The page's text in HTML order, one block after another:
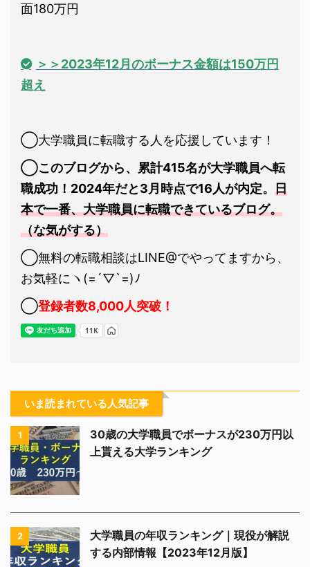
面180万円
＞＞2023年12月のボーナス金額は150万円
超え
◯大学職員に転職する人を応援しています！
◯このブログから、累計415名が大学職員へ転
職成功！2024年だと3月時点で16人が内定。 日
本で一番、大学職員に転職できているブログ。
（な気がする）
◯無料の転職相談はLINE@でやってますから、
お気軽にヽ(=´▽`=)ﾉ
◯登録者数8,000人突破！
いま読まれている人気記事
1
30歳の大学職員でボーナスが230万円以
上貰える大学ランキング
2
大学職員の年収ランキング｜現役が解説
する内部情報【2023年12月版】